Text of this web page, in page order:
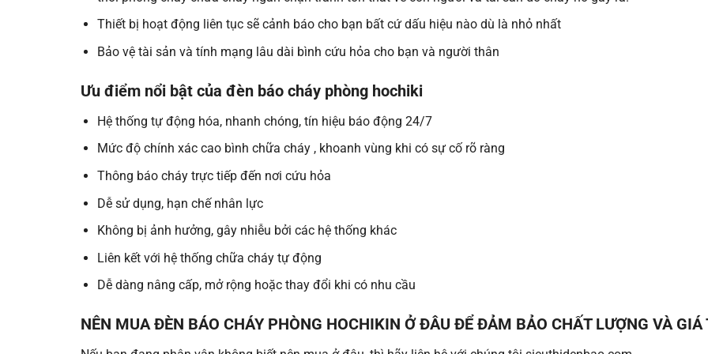
Thiết bị hoạt động liên tục sẽ cảnh báo cho bạn bất cứ dấu hiệu nào dù là nhỏ nhất
Bảo vệ tài sản và tính mạng lâu dài bình cứu hỏa cho bạn và người thân
Ưu điểm nổi bật của đèn báo cháy phòng hochiki
Hệ thống tự động hóa, nhanh chóng, tín hiệu báo động 24/7
Mức độ chính xác cao bình chữa cháy , khoanh vùng khi có sự cố rõ ràng
Thông báo cháy trực tiếp đến nơi cứu hỏa
Dễ sử dụng, hạn chế nhân lực
Không bị ảnh hưởng, gây nhiễu bởi các hệ thống khác
Liên kết với hệ thống chữa cháy tự động
Dễ dàng nâng cấp, mở rộng hoặc thay đổi khi có nhu cầu
NÊN MUA ĐÈN BÁO CHÁY PHÒNG HOCHIKIN Ở ĐÂU ĐỂ ĐẢM BẢO CHẤT LƯỢNG VÀ GIÁ